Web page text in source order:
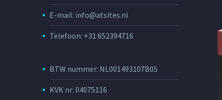
E-mail: info@atsites.nl
Telefoon: +31 652394716
BTW nummer: NL001493107B05
KVK nr: 04075116